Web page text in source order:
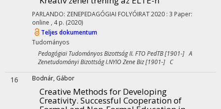
PARLANDO: ZENEPEDAGÓGIAI FOLYÓIRAT2020 : 3 Paper:
online , 4 p. (2020)
Teljes dokumentum
Tudományos
Pedagógiai Tudományos Bizottság II. FTO PedTB [1901-] A
Zenetudományi Bizottság I.NYIO Zene Biz [1901-] C
16 Bodnár, Gábor
Creative Methods for Developing
Creativity. Successful Cooperation of